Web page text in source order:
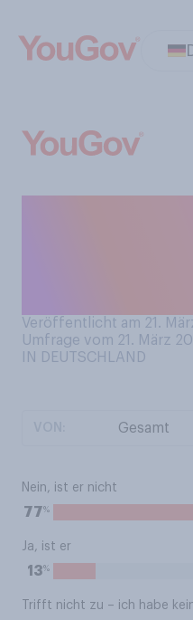
Veröffentlicht am 21.
Umfrage vom 21. März
IN DEUTSCHLAND
Nein, ist er nicht
77%
Ja, ist er
13%
Trifft nicht zu – ich habe